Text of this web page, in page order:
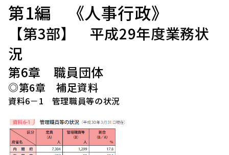
第1編 《人事行政》
【第3部】 平成29年度業務状
況
第6章 職員団体
◎第6章 補足資料
資料6－1 管理職員等の状況